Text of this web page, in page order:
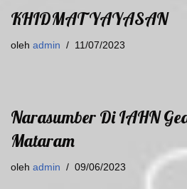
KHIDMAT YAYASAN
oleh admin 11/07/2023
Narasumber Di IAHN
Mataram
oleh admin 09/06/2023